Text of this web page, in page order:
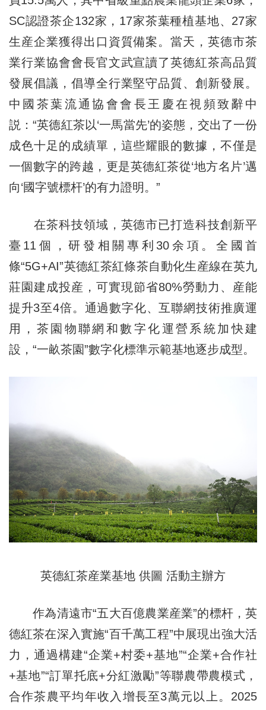
SC認證茶企132家，17家茶葉種植基地、27家
生産企業獲得出口資質備案。當天，英德市茶
業行業協會會長官文武宣讀了英德紅茶高品質
發展倡議，倡導全行業堅守品質、創新發展。
中國茶葉流通協會會長王慶在視頻致辭中
説：“英德紅茶以‘一馬當先’的姿態，交出了一份
成色十足的成績單，這些耀眼的數據，不僅是
一個數字的跨越，更是英德紅茶從‘地方名片’邁
向‘國字號標杆’的有力證明。”
在茶科技領域，英德市已打造科技創新平
臺11個，研發相關專利30余項。全國首
條“5G+AI”英德紅茶紅條茶自動化生産線在英九
莊園建成投産，可實現節省80%勞動力、産能
提升3至4倍。通過數字化、互聯網技術推廣運
用，茶園物聯網和數字化運營系統加快建
設，“一畝茶園”數字化標準示範基地逐步成型。
英德紅茶産業基地 供圖 活動主辦方
作為清遠市“五大百億農業産業”的標杆，英
德紅茶在深入實施“百千萬工程”中展現出強大活
力，通過構建“企業+村委+基地”“企業+合作社
+基地”“訂單托底+分紅激勵”等聯農帶農模式，
合作茶農平均年收入增長至3萬元以上。2025